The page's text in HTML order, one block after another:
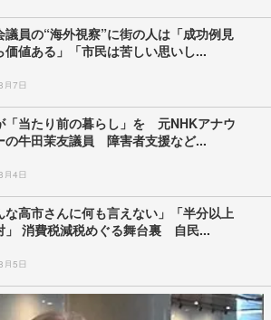
議員の“海外視察”に街の人は「成功例見
価値ある」「市民は苦しい思いし...
7日
「当たり前の暮らし」を 元NHKアナウ
の牛田茉友議員 障害者支援など...
4日
な高市さんに何も言えない」「半分以上
」 消費税減税めぐる舞台裏 自民...
5日